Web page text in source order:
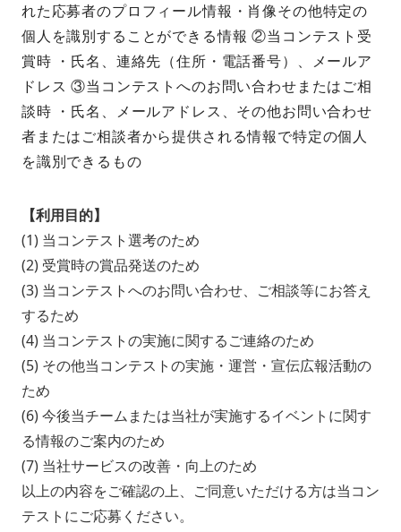
れた応募者のプロフィール情報・肖像その他特定の
個人を識別することができる情報 ②当コンテスト受
賞時 ・氏名、連絡先（住所・電話番号）、メールア
ドレス ③当コンテストへのお問い合わせまたはご相
談時 ・氏名、メールアドレス、その他お問い合わせ
者またはご相談者から提供される情報で特定の個人
を識別できるもの
【利用目的】
(1) 当コンテスト選考のため
(2) 受賞時の賞品発送のため
(3) 当コンテストへのお問い合わせ、ご相談等にお答え
するため
(4) 当コンテストの実施に関するご連絡のため
(5) その他当コンテストの実施・運営・宣伝広報活動の
ため
(6) 今後当チームまたは当社が実施するイベントに関す
る情報のご案内のため
(7) 当社サービスの改善・向上のため
以上の内容をご確認の上、ご同意いただける方は当コン
テストにご応募ください。